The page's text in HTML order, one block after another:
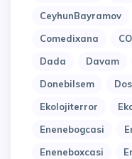
CeyhunBayramov
Comedixana
Dada
Davam
Donebilsem
Ekolojiterror
Enenebogcasi
Eneneboxcasi